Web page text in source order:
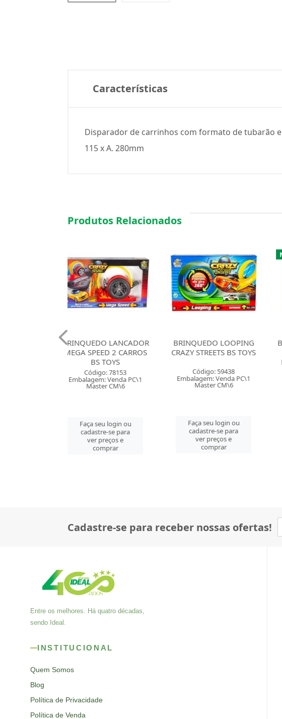
Características
Disparador de carrinhos com formato de tubarão
115 x A. 280mm
Produtos Relacionados
BRINQUEDO LOOPING
CRAZY STREETS BS TOYS
Código: 59438
Embalagem: Venda PC\1
Master CM\6
Faça seu login ou
cadastre-se para
ver preços e
comprar
BRINQUEDO PISTA FERRY
BOAT SOM LUZ
Código: 164548
Embalagem: Venda PC\1
Master PC\1
Faça seu login ou
cadastre-se para
ver preços e
comprar
Cadastre-se para receber nossas ofertas!
Entre os melhores. Há quatro décadas,
sendo Ideal.
INSTITUCIONAL
Quem Somos
Blog
Política de Privacidade
Política de Venda